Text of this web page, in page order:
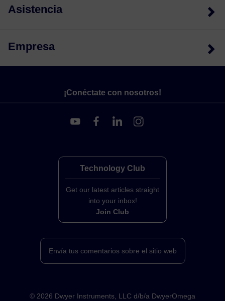
Asistencia
Empresa
¡Conéctate con nosotros!
Technology Club
Get our latest articles straight
into your inbox!
Join Club
Envía tus comentarios sobre el sitio web
© 2026 Dwyer Instruments, LLC d/b/a DwyerOmega